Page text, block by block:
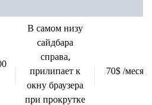
В самом низу
сайдбара
справа,
прилипает к
окну браузера
при прокрутке
70$ /месяц